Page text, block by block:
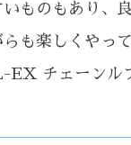
ものもあり、
も楽しくやっ
チェーンル